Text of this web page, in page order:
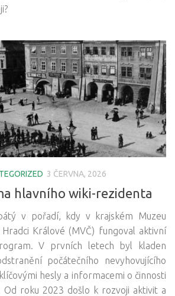
3 ČERVNA, 2026
hlavního wiki-rezidenta
v pořadí, kdy v krajském Muzeu
Králové (MVČ) fungoval aktivní
V prvních letech byl kladen
počátečního nevyhovujícího
hesly a informacemi o činnosti
Od roku 2023 došlo k rozvoji aktivit a